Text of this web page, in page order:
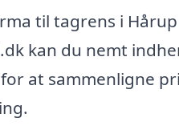
til tagrens i
kan du nemt
at sammenligne